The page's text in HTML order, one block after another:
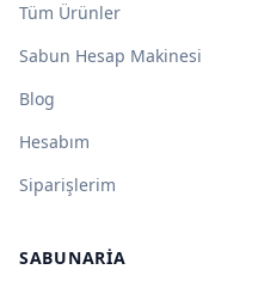
Tüm Ürünler
Sabun Hesap Makinesi
Blog
Hesabım
Siparişlerim
SABUNARIA